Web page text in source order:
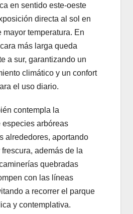
en sentido este-oeste
directa al sol en
mayor temperatura. En
más larga queda
a sur, garantizando un
climático y un confort
el uso diario.
contempla la
especies arbóreas
alrededores, aportando
además de la
quebradas
con las líneas
a recorrer el parque
y contemplativa.